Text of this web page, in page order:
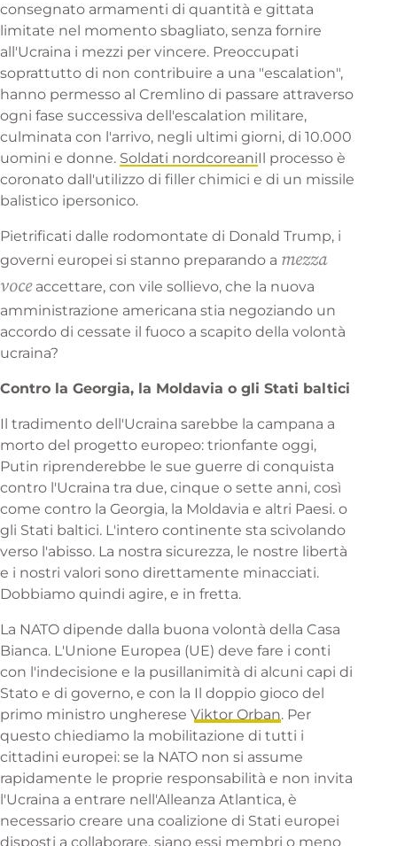
consegnato armamenti di quantità e gittata
limitate nel momento sbagliato, senza fornire
all'Ucraina i mezzi per vincere. Preoccupati
soprattutto di non contribuire a una "escalation",
hanno permesso al Cremlino di passare attraverso
ogni fase successiva dell'escalation militare,
culminata con l'arrivo, negli ultimi giorni, di 10.000
uomini e donne. Soldati nordcoreaniIl processo è
coronato dall'utilizzo di filler chimici e di un missile
balistico ipersonico.
Pietrificati dalle rodomontate di Donald Trump, i
governi europei si stanno preparando a mezza
voceaccettare, con vile sollievo, che la nuova
amministrazione americana stia negoziando un
accordo di cessate il fuoco a scapito della volontà
ucraina?
Contro la Georgia, la Moldavia o gli Stati baltici
Il tradimento dell'Ucraina sarebbe la campana a
morto del progetto europeo: trionfante oggi,
Putin riprenderebbe le sue guerre di conquista
contro l'Ucraina tra due, cinque o sette anni, così
come contro la Georgia, la Moldavia e altri Paesi. o
gli Stati baltici. L'intero continente sta scivolando
verso l'abisso. La nostra sicurezza, le nostre libertà
e i nostri valori sono direttamente minacciati.
Dobbiamo quindi agire, e in fretta.
La NATO dipende dalla buona volontà della Casa
Bianca. L'Unione Europea (UE) deve fare i conti
con l'indecisione e la pusillanimità di alcuni capi di
Stato e di governo, e con la Il doppio gioco del
primo ministro ungherese Viktor Orban. Per
questo chiediamo la mobilitazione di tutti i
cittadini europei: se la NATO non si assume
rapidamente le proprie responsabilità e non invita
l'Ucraina a entrare nell'Alleanza Atlantica, è
necessario creare una coalizione di Stati europei
disposti a collaborare, siano essi membri o meno